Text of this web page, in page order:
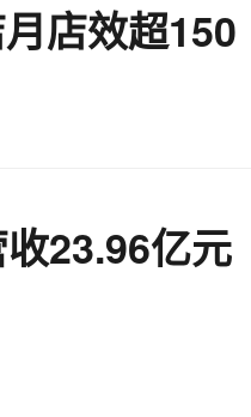
店效超150
23.96亿元